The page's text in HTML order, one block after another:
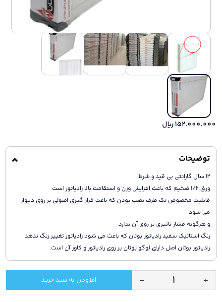
152.000.000ریال
توضیحات
12 سال گارانتی بی قید و شرط
ورق 1/2 ضخیم که باعث افزایش وزن و استقامت بالا رادیاتور است
قابلیت مخصوص تک طرف نصب بودن که باعث قرار گیری اصولی بر روی دیوار
می شود
و هرگونه فشار تاثیری بر روی آن ندارد
رنگ استاتیک سفید رادیاتور بوتان که باعث می شود رادیاتور تغییر رنگ ندهد
رادیاتور بوتان اصل دارای لوگو بوتان بر روی رادیاتور و کاور آن است.
رادیاتور
+
- افزودن به سبد خرید